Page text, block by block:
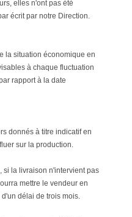
elles n'ont pas été
écrit par notre Direction.
la situation économique en
à chaque fluctuation
rapport à la date
donnés à titre indicatif en
sur la production.
si la livraison n'intervient pas
mettre le vendeur en
délai de trois mois.